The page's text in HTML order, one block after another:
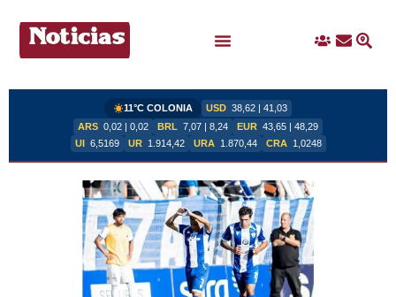
IngresoContacto
11°C COLONIA USD 38,62 | 41,03
ARS 0,02 | 0,02 BRL 7,07 | 8,24 EUR 43,65 | 48,29
UI 6,5169 UR 1.914,42 URA 1.870,44 CRA 1,0248